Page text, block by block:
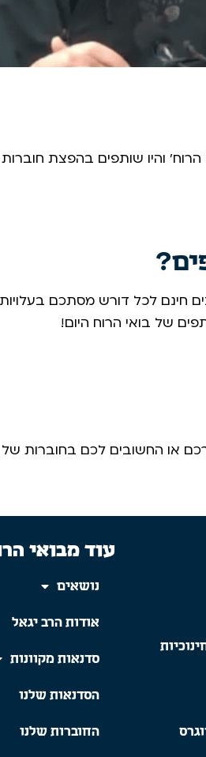
והיו שותפים בהפצת
חינם לכל דורש מסתכם
של בואי הרוח היום!
או החשובים לכם בחוברות של
עוד מבואי
נושאים
אודות הרב יגאל
סדנאות מקוונות
הסדנאות שלנו
החוברות שלנו